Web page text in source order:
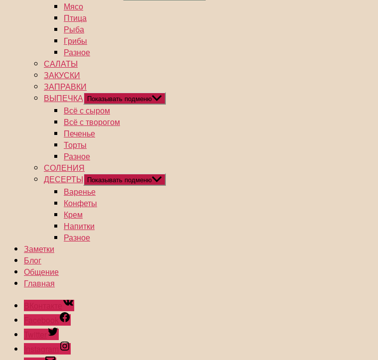
Мясо
Птица
Рыба
Грибы
Разное
САЛАТЫ
ЗАКУСКИ
ЗАПРАВКИ
ВЫПЕЧКА Показывать подменю
Всё с сыром
Всё с творогом
Печенье
Торты
Разное
СОЛЕНИЯ
ДЕСЕРТЫ Показывать подменю
Варенье
Конфеты
Крем
Напитки
Разное
Заметки
Блог
Общение
Главная